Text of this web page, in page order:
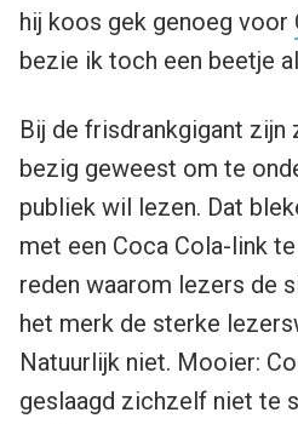
hij koos gek genoeg voor
bezie ik toch een beetje
Bij de frisdrankgigant zijn
bezig geweest om te
publiek wil lezen. Dat
met een Coca Cola-link
reden waarom lezers de
het merk de sterke
Natuurlijk niet. Mooier:
geslaagd zichzelf niet te